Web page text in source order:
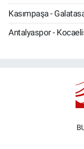
Kasımpaşa -
Antalyaspor -